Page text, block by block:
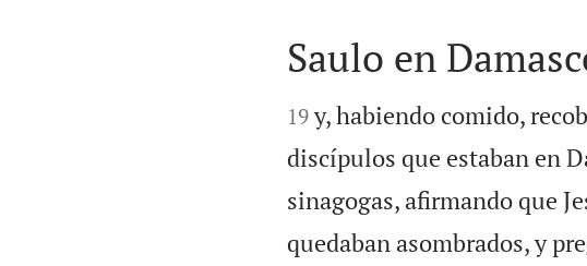

Saulo en

19 y, habiendo comido,
discípulos que estaban en
sinagogas, afirmando que
quedaban asombrados, y